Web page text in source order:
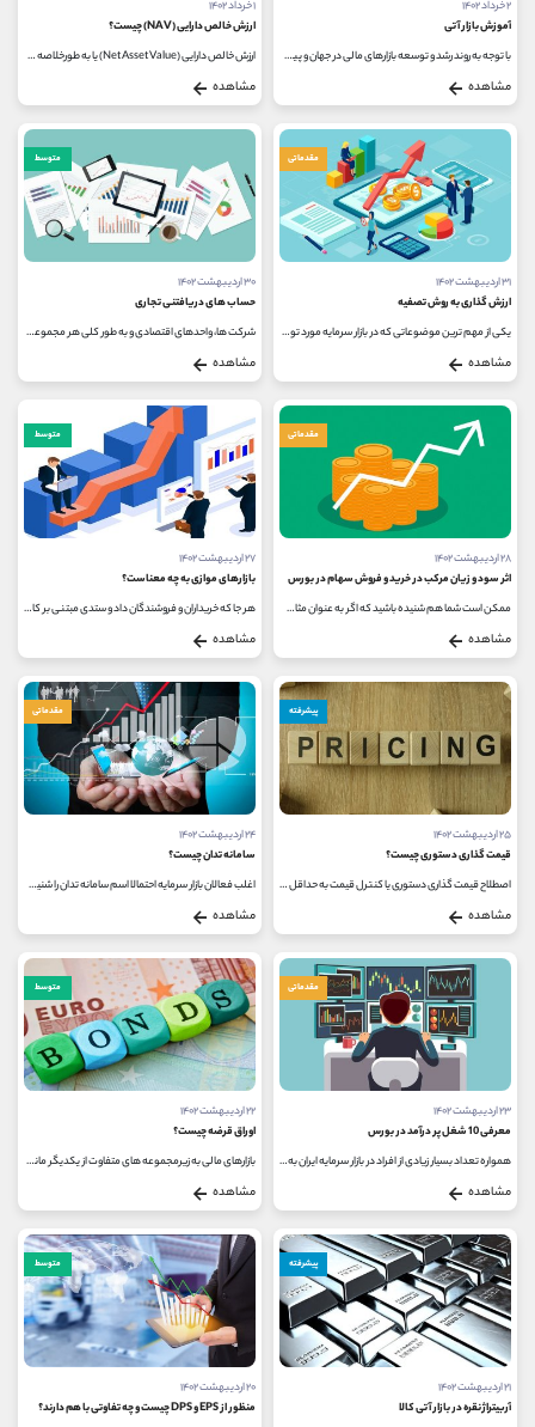
۲ خرداد ۱۴۰۲
آموزش بازار آتی
با توجه به روند رشد و توسعه بازارهای مالی در جهان و پیچیده شدن فرآیندهای معاملاتی، قراردادهای ویژه ای تحت عنوان معاملات و...
مشاهده
۱ خرداد ۱۴۰۲
ارزش خالص دارایی (NAV) چیست؟
ارزش خالص دارایی (Net Asset Value) یا به طورخلاصه NAV، ارزش خالص یک واحد تجاری را نشان می دهد و به عنوان ارزش کل دارایی های آن واحد منهای...
مشاهده
مقدماتی
۳۱ اردیبهشت ۱۴۰۲
ارزش گذاری به روش تصفیه
یکی از مهم ترین موضوعاتی که در بازار سرمایه مورد توجه قرار می گیرد، ارزش گذاری سهام هر شرکت است. ارزش گذاری سهام بنا به دلایل...
مشاهده
متوسط
۳۰ اردیبهشت ۱۴۰۲
حساب های دریافتنی تجاری
شرکت ها، واحدهای اقتصادی و به طور کلی هر مجموعه ای که یکسری از خدمات یا محصولات را به مشتریان خود ارائه می دهند، باید برای بررسی...
مشاهده
مقدماتی
۲۸ اردیبهشت ۱۴۰۲
اثر سود و زیان مرکب در خرید و فروش سهام در بورس
ممکن است شما هم شنیده باشید که اگر به عنوان مثال به اندازه ی 100 میلیون تومان سهام یک شرکت را خریداری کرده و این سهم 10 روز پشت...
مشاهده
متوسط
۲۷ اردیبهشت ۱۴۰۲
بازارهای موازی به چه معناست؟
هر جا که خریداران و فروشندگان داد و ستدی مبتنی بر کالا، خدمات، اوراق و یا هر دارایی دیگری که قابل معامله باشد انجام دهند، یک...
مشاهده
پیشرفته
۲۵ اردیبهشت ۱۴۰۲
قیمت گذاری دستوری چیست؟
اصطلاح قیمت گذاری دستوری یا کنترل قیمت به حداقل یا حداکثر قیمت های قانونی تعیین شده برای کالاهای مشخص اشاره دارد. کنترل قیمت...
مشاهده
مقدماتی
۲۴ اردیبهشت ۱۴۰۲
سامانه تدان چیست؟
اغلب فعالان بازار سرمایه احتمالا اسم سامانه تدان را شنیده اند؛ ممکن است برای شما نیز این سوال پیش آمده باشد که سامانه تدان...
مشاهده
مقدماتی
۲۳ اردیبهشت ۱۴۰۲
معرفی 10 شغل پر درآمد در بورس
همواره تعداد بسیار زیادی از افراد در بازار سرمایه ایران به صورت مستقیم و غیرمستقیم فعالیت می کنند و تجربه ها نیز نشان داده...
مشاهده
متوسط
۲۲ اردیبهشت ۱۴۰۲
اوراق قرضه چیست؟
بازارهای مالی به زیرمجموعه های متفاوت از یکدیگر مانند بازار پول، بازار سرمایه، بازاربیمه، بازار کالا، بازار املاک و... تقسیم...
مشاهده
پیشرفته
۲۱ اردیبهشت ۱۴۰۲
آربیتراژ نقره در بازار آتی کالا
متوسط
۲۰ اردیبهشت ۱۴۰۲
منظور از EPS و DPS چیست و چه تفاوتی با هم دارند؟